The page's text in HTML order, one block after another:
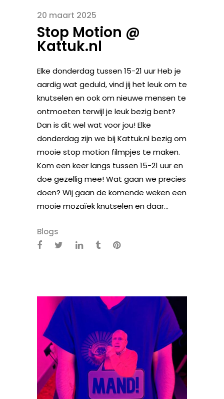
20 maart 2025
Stop Motion @
Kattuk.nl
Elke donderdag tussen 15-21 uur Heb je
aardig wat geduld, vind jij het leuk om te
knutselen en ook om nieuwe mensen te
ontmoeten terwijl je leuk bezig bent?
Dan is dit wel wat voor jou! Elke
donderdag zijn we bij Kattuk.nl bezig om
mooie stop motion filmpjes te maken.
Kom een keer langs tussen 15-21 uur en
doe gezellig mee! Wat gaan we precies
doen? Wij gaan de komende weken een
mooie mozaïek knutselen en daar...
Blogs